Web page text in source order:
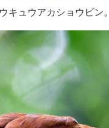
キュウアカショウビン。